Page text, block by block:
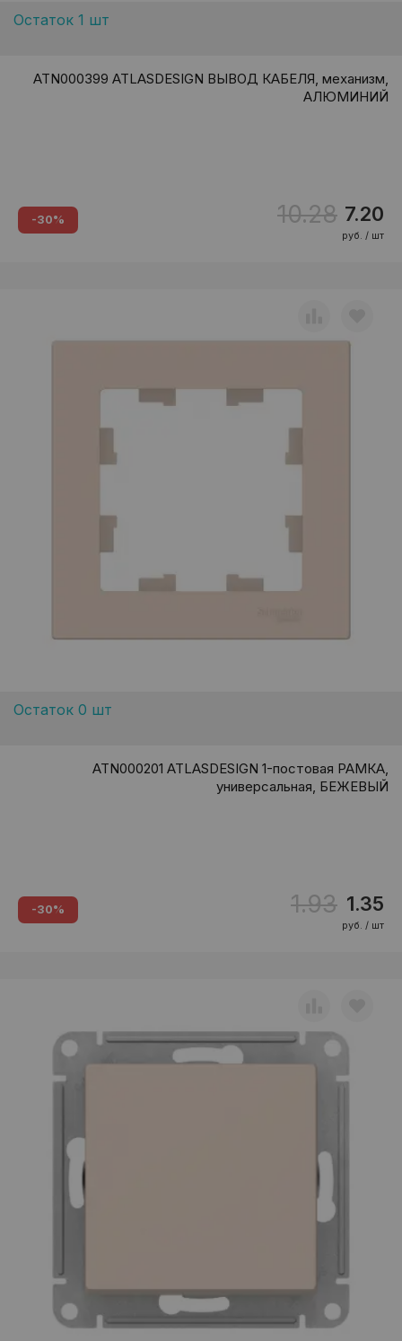
Остаток 1 шт
ATN000399 ATLASDESIGN ВЫВОД КАБЕЛЯ, механизм,
АЛЮМИНИЙ
-30% 10.28 7.20
руб. / шт
Остаток 0 шт
ATN000201 ATLASDESIGN 1-постовая РАМКА,
универсальная, БЕЖЕВЫЙ
-30% 1.93 1.35
руб. / шт